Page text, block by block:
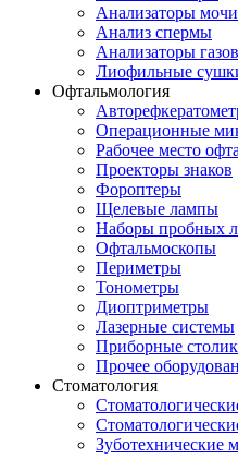
Анализаторы мочи
Анализ спермы
Анализаторы
Лиофильные
Офтальмология
Операционные
Рабочее место
Проекторы знаков
Фороптеры
Щелевые лампы
Наборы пробных
Офтальмоскопы
Периметры
Тонометры
Диоптриметры
Лазерные системы
Приборные
Прочее
Стоматология
Зуботехнические